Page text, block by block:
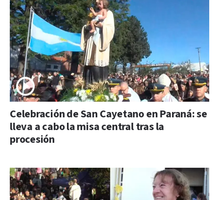
Celebración de San Cayetano en Paraná: se
lleva a cabo la misa central tras la
procesión